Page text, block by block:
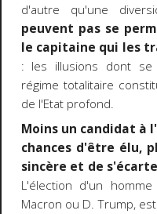
d'autre qu'une
peuvent pas se
le capitaine qui les
: les illusions dont se
régime totalitaire
de l'Etat profond.
Moins un candidat à
chances d'être élu,
sincère et de
L'élection d'un
Macron ou D. Trump,